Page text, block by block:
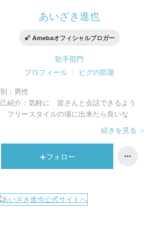
あいざき進也
Amebaオフィシャルブロガー
歌手部門
プロフィール
ピグの部屋
： 男性
紹介： 気軽に 皆さんと会話できるよう
フリースタイルの場に出来たら良いな
続きを見る ＞
フォロー